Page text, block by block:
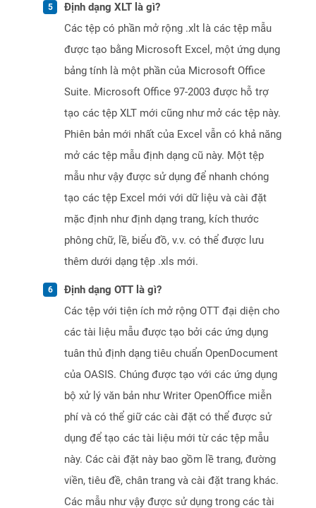
Định dạng XLT là gì?
Các tệp có phần mở rộng .xlt là các tệp mẫu
được tạo bằng Microsoft Excel, một ứng dụng
bảng tính là một phần của Microsoft Office
Suite. Microsoft Office 97-2003 được hỗ trợ
tạo các tệp XLT mới cũng như mở các tệp này.
Phiên bản mới nhất của Excel vẫn có khả năng
mở các tệp mẫu định dạng cũ này. Một tệp
mẫu như vậy được sử dụng để nhanh chóng
tạo các tệp Excel mới với dữ liệu và cài đặt
mặc định như định dạng trang, kích thước
phông chữ, lề, biểu đồ, v.v. có thể được lưu
thêm dưới dạng tệp .xls mới.
Định dạng OTT là gì?
Các tệp với tiện ích mở rộng OTT đại diện cho
các tài liệu mẫu được tạo bởi các ứng dụng
tuân thủ định dạng tiêu chuẩn OpenDocument
của OASIS. Chúng được tạo với các ứng dụng
bộ xử lý văn bản như Writer OpenOffice miễn
phí và có thể giữ các cài đặt có thể được sử
dụng để tạo các tài liệu mới từ các tệp mẫu
này. Các cài đặt này bao gồm lề trang, đường
viền, tiêu đề, chân trang và cài đặt trang khác.
Các mẫu như vậy được sử dụng trong các tài